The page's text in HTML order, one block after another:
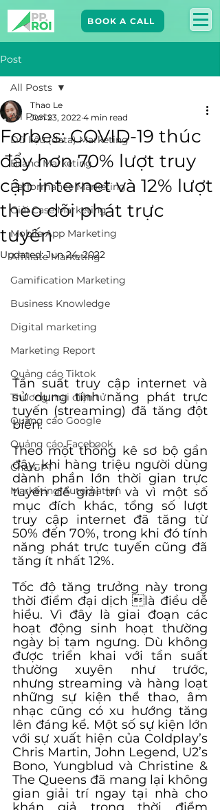
BOOK A CALL
Post
All Posts
Dữ liệu (data) Marketing
Brand Marketing​
Performance Marketing
Giải Case Marketing
Mobile App Marketing
Affiliate Marketing
Gamification Marketing
Business Knowledge
Digital marketing
Marketing Report
Quảng cáo Tiktok
Thương mại điện tử
Quảng cáo Google
Quảng cáo Facebook
ChatGPT
Marketing Automation
All Posts
Forbes: COVID-19 thúc
đẩy hơn 70% lượt truy
cập internet và 12% lượt
theo dõi phát trực
tuyến
Thao Le
Jun 23, 2022 4 min read
Updated:Jun 24, 2022
Tần suất truy cập internet và
sử dụng tính năng phát trực
tuyến (streaming) đã tăng đột
biến.
Theo một thống kê sơ bộ gần
đây, khi hàng triệu người dùng
dành phần lớn thời gian trực
tuyến để giải trí và vì một số
mục đích khác, tổng số lượt
truy cập internet đã tăng từ
50% đến 70%, trong khi đó tính
năng phát trực tuyến cũng đã
tăng ít nhất 12%.
Tốc độ tăng trưởng này trong
thời điểm đại dịch là điều dễ
hiểu. Vì đây là giai đoạn các
hoạt động sinh hoạt thường
ngày bị tạm ngưng. Dù không
được triển khai với tần suất
thường xuyên như trước,
nhưng streaming và hàng loạt
những sự kiện thể thao, âm
nhạc cũng có xu hướng tăng
lên đáng kể. Một số sự kiện lớn
với sự xuất hiện của Coldplay’s
Chris Martin, John Legend, U2’s
Bono, Yungblud và Christine &
The Queens đã mang lại không
gian giải trí ngay tại nhà cho